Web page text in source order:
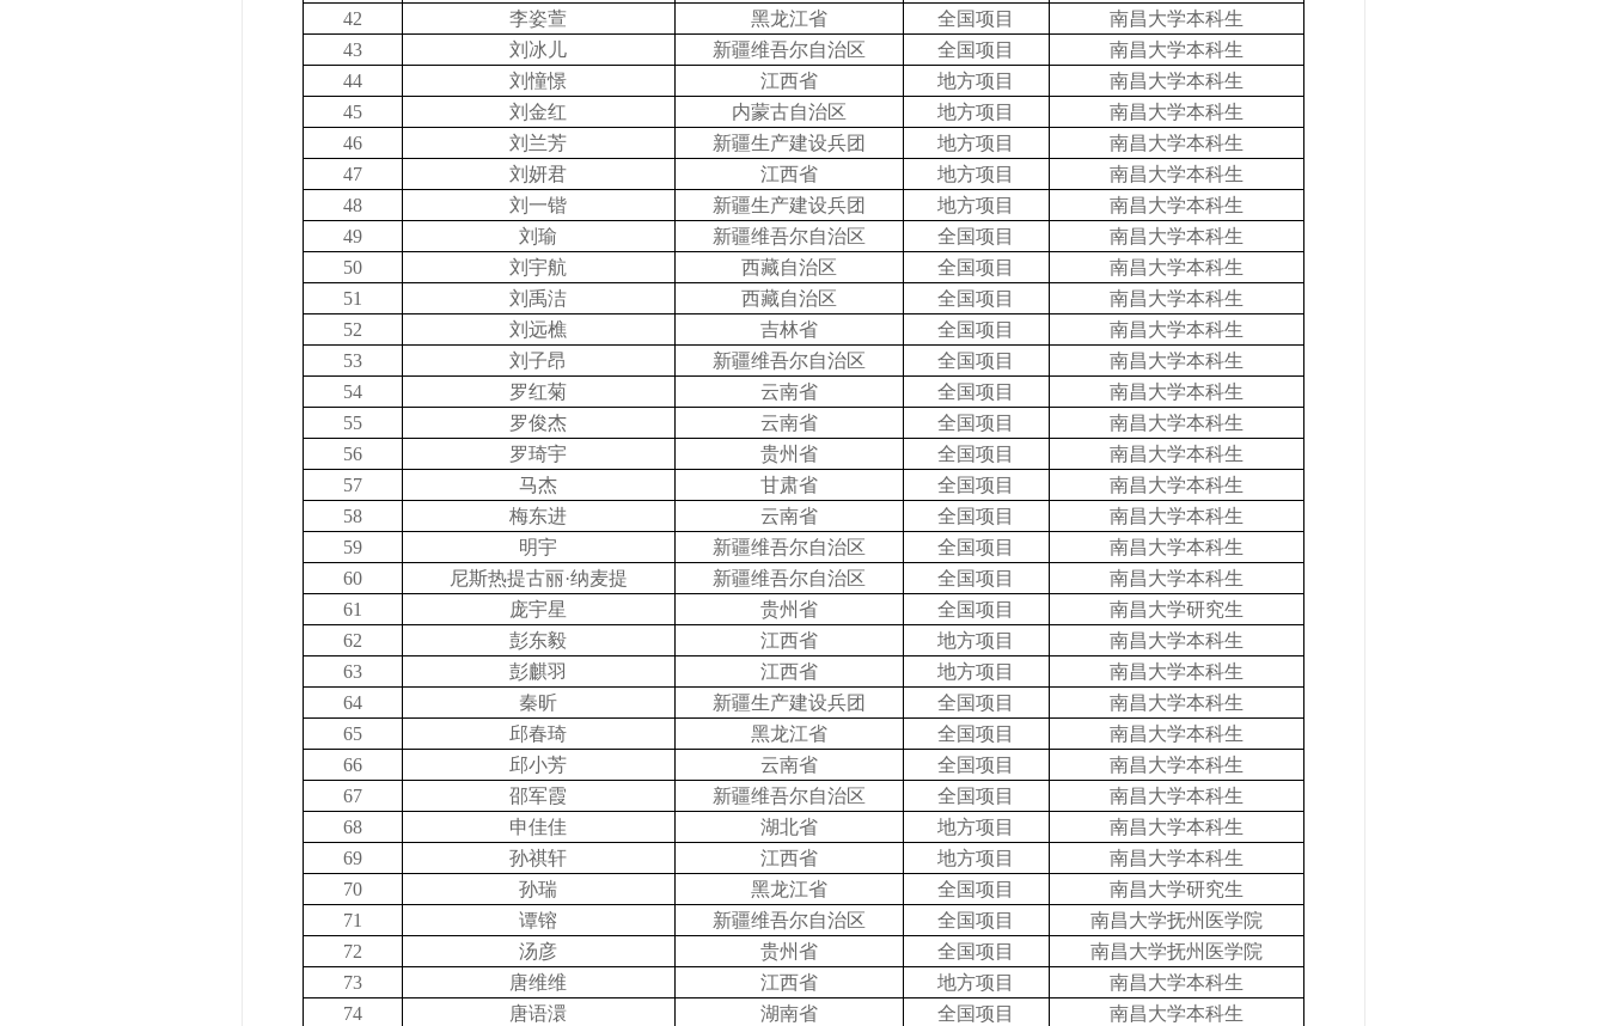
42
李姿萱 黑龙江省 全国项目
南昌大学本科生
43
刘冰儿 新疆维吾尔自治区 全国项目
南昌大学本科生
44
刘憧憬 江西省 地方项目
南昌大学本科生
45
刘金红 内蒙古自治区 地方项目
南昌大学本科生
46
刘兰芳 新疆生产建设兵团 地方项目
南昌大学本科生
47
刘妍君 江西省 地方项目
南昌大学本科生
48
刘一锴 新疆生产建设兵团 地方项目
南昌大学本科生
49
刘瑜 新疆维吾尔自治区 全国项目
南昌大学本科生
50
刘宇航 西藏自治区 全国项目
南昌大学本科生
51
刘禹洁 西藏自治区 全国项目
南昌大学本科生
52
刘远樵 吉林省 全国项目
南昌大学本科生
53
刘子昂 新疆维吾尔自治区 全国项目
南昌大学本科生
54
罗红菊 云南省 全国项目
南昌大学本科生
55
罗俊杰 云南省 全国项目
南昌大学本科生
56
罗琦宇 贵州省 全国项目
南昌大学本科生
57
马杰 甘肃省 全国项目
南昌大学本科生
58
梅东进 云南省 全国项目
南昌大学本科生
59
明宇 新疆维吾尔自治区 全国项目
南昌大学本科生
60
尼斯热提古丽·纳麦提 新疆维吾尔自治区 全国项目
南昌大学本科生
61
庞宇星 贵州省 全国项目
南昌大学研究生
62
彭东毅 江西省 地方项目
南昌大学本科生
63
彭麒羽 江西省 地方项目
南昌大学本科生
64
秦昕 新疆生产建设兵团 全国项目
南昌大学本科生
65
邱春琦 黑龙江省 全国项目
南昌大学本科生
66
邱小芳 云南省 全国项目
南昌大学本科生
67
邵军霞 新疆维吾尔自治区 全国项目
南昌大学本科生
68
申佳佳 湖北省 地方项目
南昌大学本科生
69
孙祺轩 江西省 地方项目
南昌大学本科生
70
孙瑞 黑龙江省 全国项目
南昌大学研究生
71
谭镕 新疆维吾尔自治区 全国项目
南昌大学抚州医学院
72
汤彦 贵州省 全国项目
南昌大学抚州医学院
73
唐维维 江西省 地方项目
南昌大学本科生
74
唐语澴 湖南省 全国项目
南昌大学本科生